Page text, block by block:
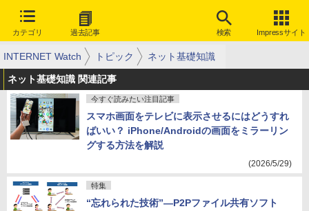
カテゴリ 過去記事 検索 Impressサイト
INTERNET Watch トピック ネット基礎知識
ネット基礎知識 関連記事
今すぐ読みたい注目記事
スマホ画面をテレビに表示させるにはどうすれ
ばいい？ iPhone/Androidの画面をミラーリン
グする方法を解説
(2026/5/29)
特集
“忘れられた技術”―P2Pファイル共有ソフト